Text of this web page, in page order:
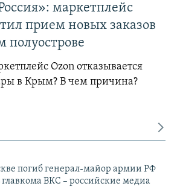
маркетплейс
прием новых заказов
Ozon отказывается
в Крым? В чем причина?
погиб генерал-майор армии РФ
ВКС – российские медиа